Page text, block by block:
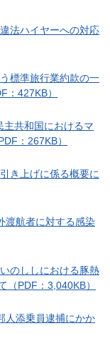
法ハイヤーへの対応
標準旅行業約款の一
：427KB）
主共和国におけるマ
：267KB）
き上げに係る概要に
渡航者に対する感染
のししにおける豚熱
（PDF：3,040KB）
人添乗員逮捕にかか